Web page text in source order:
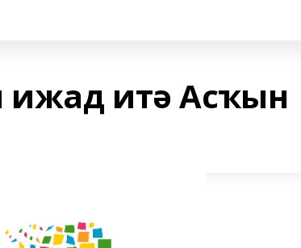
ижад итә Асҡын